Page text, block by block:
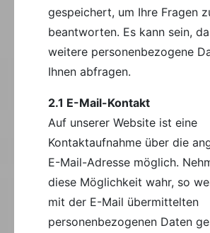
gespeichert, um Ihre Fragen
beantworten. Es kann sein,
weitere personenbezogene
Ihnen abfragen.
2.1 E-Mail-Kontakt
Auf unserer Website ist eine
Kontaktaufnahme über die
E-Mail-Adresse möglich.
diese Möglichkeit wahr, so
mit der E-Mail übermittelten
personenbezogenen Daten